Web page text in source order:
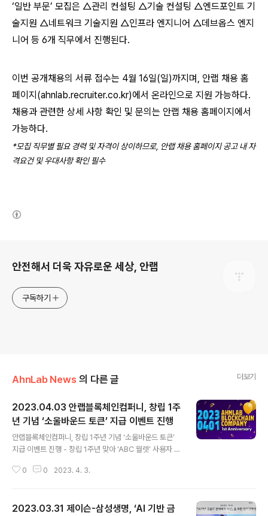
‘일반 부문’ 모집은 △관리 컨설팅 △기술 컨설팅 △엔드포인트 기
술지원 △네트워크 기술지원 △인프라 엔지니어 △데브옵스 엔지
니어 등 6개 직무에서 진행된다.
이번 공개채용의 서류 접수는 4월 16일(일)까지며, 안랩 채용 홈
페이지(ahnlab.recruiter.co.kr)에서 온라인으로 지원 가능하다.
채용과 관련한 상세 사항 확인 및 문의는 안랩 채용 홈페이지에서
가능하다.
*모집 직무별 필요 경력 및 자격이 상이하므로, 안랩 채용 홈페이지 공고 내 자
격요건 및 우대사항 확인 필수
안전해서 더욱 자유로운 세상, 안랩
구독하기
AhnLab News 의 다른 글 더보기
2023.04.03 안랩블록체인컴퍼니, 창립 1주
년 기념 ‘소울바운드 토큰’ 지급 이벤트 진행
안랩블록체인컴퍼니, 창립 1주년 기념 ‘소울바운드 토큰’
지급 이벤트 진행 - 창립 1주년 맞아 ‘ABC 월렛’ 사용자 대
무료 지급 - 지급받은 토큰으로 추후 안랩블록체인컴퍼니
et.io)가 창립 1주년을 기념해 자사의 Web3 지갑 ‘ABC
0 0 2023. 4. 3.
2023.03.31 제이슨-삼성생명, ‘AI 기반 금